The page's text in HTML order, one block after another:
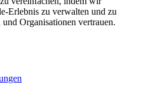
Erlebnis zu verwalten und zu
Organisationen vertrauen.